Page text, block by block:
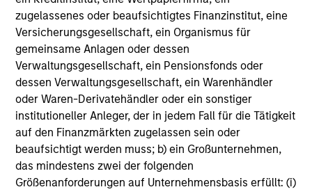
zugelassenes oder beaufsichtigtes Finanzinstitut, eine
Versicherungsgesellschaft, ein Organismus für
gemeinsame Anlagen oder dessen
Verwaltungsgesellschaft, ein Pensionsfonds oder
dessen Verwaltungsgesellschaft, ein Warenhändler
oder Waren-Derivatehändler oder ein sonstiger
institutioneller Anleger, der in jedem Fall für die Tätigkeit
auf den Finanzmärkten zugelassen sein oder
beaufsichtigt werden muss; b) ein Großunternehmen,
das mindestens zwei der folgenden
Größenanforderungen auf Unternehmensbasis erfüllt: (i)
not constitute and should not be construed as an
offering of advisory services or an offer to sell or a
solicitation of an offer to buy any securities in any
jurisdiction in which such offer or solicitation,
purchase or sale would be unlawful under the
securities, insurance or other laws of such jurisdiction.
All investing involves risks, including a loss of principal.
Please refer to the strategy detail page for important
information on the strategy, including additional risk
considerations.